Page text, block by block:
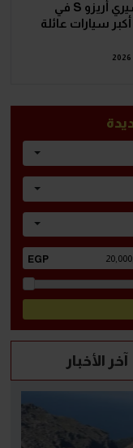
الكشف عن شيري أريزو S في
سيارات عائلة
آخر الأخبار